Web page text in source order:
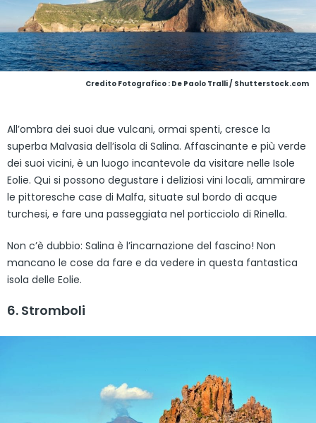
Credito Fotografico : De Paolo Tralli / Shutterstock.com
All’ombra dei suoi due vulcani, ormai spenti, cresce la
superba Malvasia dell’isola di Salina. Affascinante e più verde
dei suoi vicini, è un luogo incantevole da visitare nelle Isole
Eolie. Qui si possono degustare i deliziosi vini locali, ammirare
le pittoresche case di Malfa, situate sul bordo di acque
turchesi, e fare una passeggiata nel porticciolo di Rinella.
Non c’è dubbio: Salina è l’incarnazione del fascino! Non
mancano le cose da fare e da vedere in questa fantastica
isola delle Eolie.
6. Stromboli